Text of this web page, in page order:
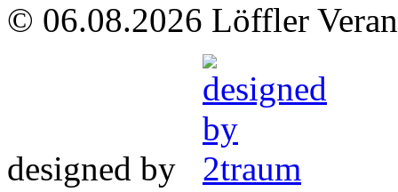
© 06.08.2026 Löffler
designed by